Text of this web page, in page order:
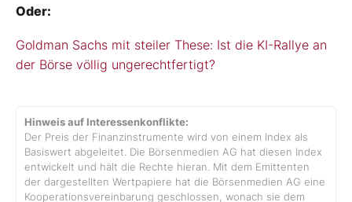
Oder:
Goldman Sachs mit steiler These: Ist die KI-Rallye an
der Börse völlig ungerechtfertigt?
Hinweis auf Interessenkonflikte:
Der Preis der Finanzinstrumente wird von einem Index als
Basiswert abgeleitet. Die Börsenmedien AG hat diesen Index
entwickelt und hält die Rechte hieran. Mit dem Emittenten
der dargestellten Wertpapiere hat die Börsenmedien AG eine
Kooperationsvereinbarung geschlossen, wonach sie dem